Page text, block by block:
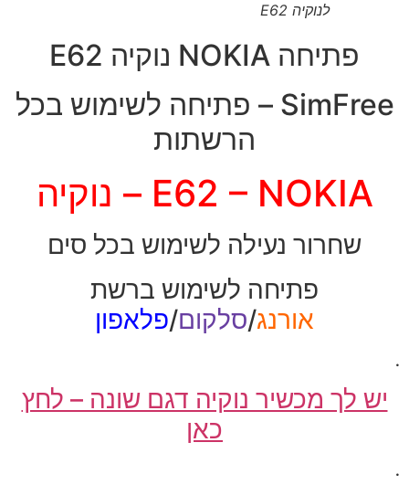
לנוקיה E62
פתיחה NOKIA נוקיה E62
SimFree – פתיחה לשימוש בכל
הרשתות
E62 – NOKIA – נוקיה
שחרור נעילה לשימוש בכל סים
פתיחה לשימוש ברשת
אורנג/סלקום/פלאפון
.
יש לך מכשיר נוקיה דגם שונה – לחץ
כאן
.